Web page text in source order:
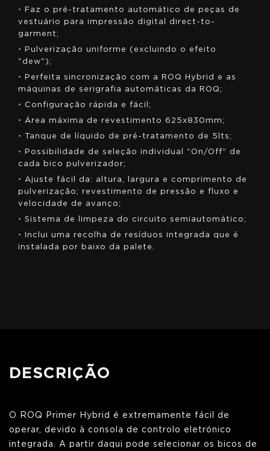
•
Faz o pré-tratamento automático de peças de
vestuário para impressão digital direct-to-
garment;
•
Pulverização uniforme (excluindo o efeito
"dew");
•
Perfeita sincronização com a ROQ Hybrid e as
máquinas de serigrafia automáticas da ROQ;
•
Configuração rápida e fácil;
• Área máxima de revestimento 625x830mm;
• Tanque de líquido de pré-tratamento de 5lts;
•
Possibilidade de seleção individual "On/Off" de
cada bico pulverizador;
• Ajuste fácil da: altura, largura e comprimento de
pulverização; revestimento de pressão e fluxo e
velocidade de avanço;
• Sistema de limpeza do circuito semiautomático;
•
Inclui uma recolha de resíduos integrada que é
instalada por baixo da palete.
DESCRIÇÃO
O ROQ Primer Hybrid é extremamente fácil de
operar, devido à consola de controlo eletrónico
integrada. A partir daqui pode selecionar os bicos de